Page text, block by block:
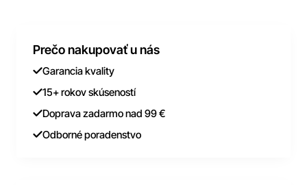
Prečo nakupovať u nás
Garancia kvality
15+ rokov skúseností
Doprava zadarmo nad 99 €
Odborné poradenstvo